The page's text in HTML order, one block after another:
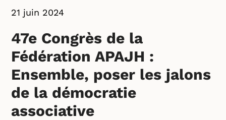
21 juin 2024
47e Congrès de la
Fédération APAJH :
Ensemble, poser les jalons
de la démocratie
associative